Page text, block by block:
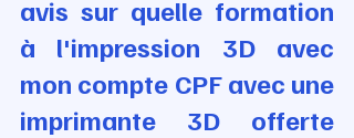
avis sur quelle formation
à l'impression 3D avec
mon compte CPF avec une
imprimante 3D offerte